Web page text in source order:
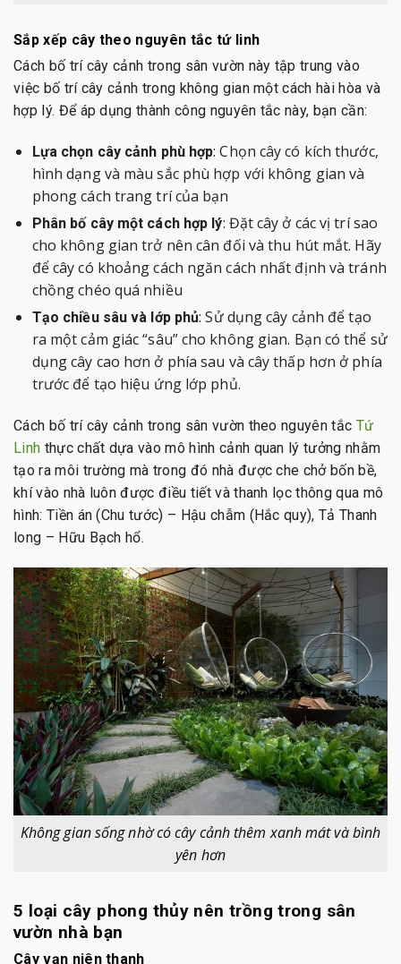
Sắp xếp cây theo nguyên tắc tứ linh
Cách bố trí cây cảnh trong sân vườn này tập trung vào
việc bố trí cây cảnh trong không gian một cách hài hòa và
hợp lý. Để áp dụng thành công nguyên tắc này, bạn cần:
Lựa chọn cây cảnh phù hợp: Chọn cây có kích thước,
hình dạng và màu sắc phù hợp với không gian và
phong cách trang trí của bạn
Phân bố cây một cách hợp lý: Đặt cây ở các vị trí sao
cho không gian trở nên cân đối và thu hút mắt. Hãy
để cây có khoảng cách ngăn cách nhất định và tránh
chồng chéo quá nhiều
Tạo chiều sâu và lớp phủ: Sử dụng cây cảnh để tạo
ra một cảm giác “sâu” cho không gian. Bạn có thể sử
dụng cây cao hơn ở phía sau và cây thấp hơn ở phía
trước để tạo hiệu ứng lớp phủ.
Cách bố trí cây cảnh trong sân vườn theo nguyên tắc Tứ
Linh thực chất dựa vào mô hình cảnh quan lý tưởng nhằm
tạo ra môi trường mà trong đó nhà được che chở bốn bề,
khí vào nhà luôn được điều tiết và thanh lọc thông qua mô
hình: Tiền án (Chu tước) – Hậu chẫm (Hắc quy), Tả Thanh
long – Hữu Bạch hổ.
Không gian sống nhờ có cây cảnh thêm xanh mát và bình
yên hơn
5 loại cây phong thủy nên trồng trong sân
vườn nhà bạn
Cây vạn niên thanh